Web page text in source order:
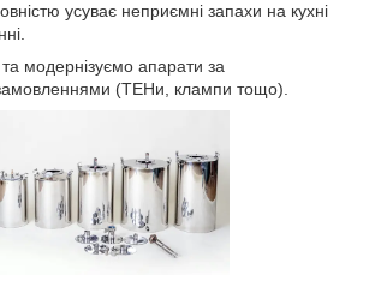
усуває неприємні запахи на кухні
модернізуємо апарати за
(ТЕНи, клампи тощо).